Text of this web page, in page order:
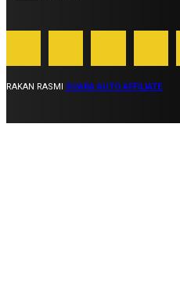
RAKAN RASMI SUARA AUTO AFFILIATE